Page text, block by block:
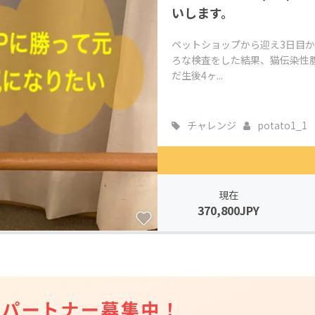
いします。
ペットショップから迎え3日目
ろな検査をした結果、猫伝染
だ生後4ヶ...
チャレンジ potato1_1
現在
370,800JPY